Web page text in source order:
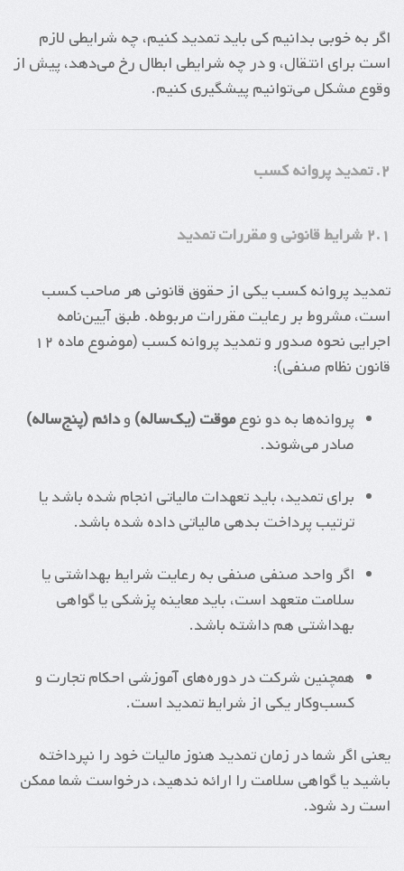
اگر به خوبی بدانیم کی باید تمدید کنیم، چه شرایطی لازم
است برای انتقال، و در چه شرایطی ابطال رخ می‌دهد، پیش از
وقوع مشکل می‌توانیم پیشگیری کنیم.
۲. تمدید پروانه کسب
۲.۱ شرایط قانونی و مقررات تمدید
تمدید پروانه کسب یکی از حقوق قانونی هر صاحب کسب
است، مشروط بر رعایت مقررات مربوطه. طبق آیین‌نامه
اجرایی نحوه صدور و تمدید پروانه کسب (موضوع ماده ۱۲
قانون نظام صنفی):
پروانه‌ها به دو نوعموقت (یک‌ساله) ودائم (پنج‌ساله)
صادر می‌شوند.
برای تمدید، باید تعهدات مالیاتی انجام شده باشد یا
ترتیب پرداخت بدهی مالیاتی داده شده باشد.
اگر واحد صنفی صنفی به رعایت شرایط بهداشتی یا
سلامت متعهد است، باید معاینه پزشکی یا گواهی
بهداشتی هم داشته باشد.
همچنین شرکت در دوره‌های آموزشی احکام تجارت و
کسب‌وکار یکی از شرایط تمدید است.
یعنی اگر شما در زمان تمدید هنوز مالیات خود را نپرداخته
باشید یا گواهی سلامت را ارائه ندهید، درخواست شما ممکن
است رد شود.